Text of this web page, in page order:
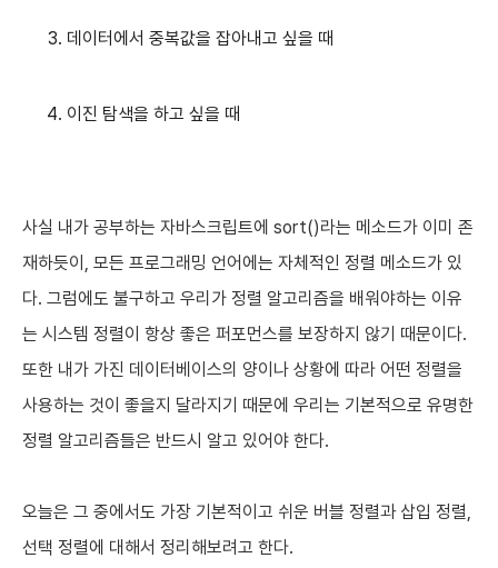
데이터에서 중복값을 잡아내고 싶을 때
이진 탐색을 하고 싶을 때
사실 내가 공부하는 자바스크립트에 sort()라는 메소드가 이미 존
재하듯이, 모든 프로그래밍 언어에는 자체적인 정렬 메소드가 있
다. 그럼에도 불구하고 우리가 정렬 알고리즘을 배워야하는 이유
는 시스템 정렬이 항상 좋은 퍼포먼스를 보장하지 않기 때문이다.
또한 내가 가진 데이터베이스의 양이나 상황에 따라 어떤 정렬을
사용하는 것이 좋을지 달라지기 때문에 우리는 기본적으로 유명한
정렬 알고리즘들은 반드시 알고 있어야 한다.
오늘은 그 중에서도 가장 기본적이고 쉬운 버블 정렬과 삽입 정렬,
선택 정렬에 대해서 정리해보려고 한다.